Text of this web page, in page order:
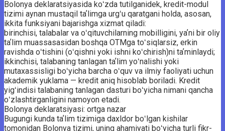
Bolonya deklaratsiyasida koʻzda tutilganidek, kredit-modul
tizimi aynan ­mustaqil taʼlimga urgʻu qaratgani holda, asosan,
ikkita funksiyani bajarishga ­xizmat qiladi:
birinchisi, talabalar va oʻqituvchilarning mobilligini, yaʼni bir oliy
taʼlim muassasasidan boshqa OTMga toʻsiqlarsiz, erkin
ravishda oʻtishini (oʻqishni yoki ishni koʻchirish)ni taʼminlaydi;
ikkinchisi, talabaning tanlagan taʼlim yoʻnalishi yoki
mutaxassisligi boʻyicha barcha oʻquv va ilmiy faoliyati uchun
akademik yuklama — kredit aniq hisoblab boriladi. Kredit
yigʻindisi talabaning tanlagan ­dasturi boʻyicha nimani qancha
oʻzlashtirganligini namoyon etadi.
Bolonya deklaratsiyasi: ortga nazar
Bugungi kunda taʼlim tizimiga daxldor boʻlgan kishilar
tomonidan Bolonya tizimi, uning ahamiyati boʻyicha turli fikr-